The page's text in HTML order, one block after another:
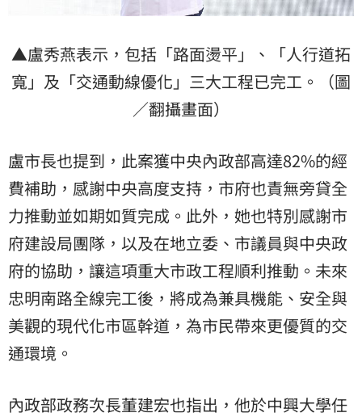
▲盧秀燕表示，包括「路面燙平」、「人行道拓
寬」及「交通動線優化」三大工程已完工。（圖
／翻攝畫面）
盧市長也提到，此案獲中央內政部高達82%的經
費補助，感謝中央高度支持，市府也責無旁貸全
力推動並如期如質完成。此外，她也特別感謝市
府建設局團隊，以及在地立委、市議員與中央政
府的協助，讓這項重大市政工程順利推動。未來
忠明南路全線完工後，將成為兼具機能、安全與
美觀的現代化市區幹道，為市民帶來更優質的交
通環境。
內政部政務次長董建宏也指出，他於中興大學任